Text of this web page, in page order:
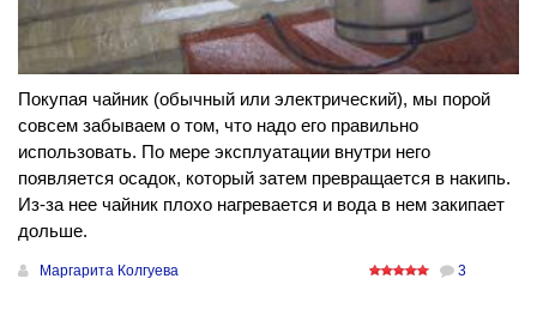
Покупая чайник (обычный или электрический), мы порой
совсем забываем о том, что надо его правильно
использовать. По мере эксплуатации внутри него
появляется осадок, который затем превращается в накипь.
Из-за нее чайник плохо нагревается и вода в нем закипает
дольше.
Маргарита Колгуева 3